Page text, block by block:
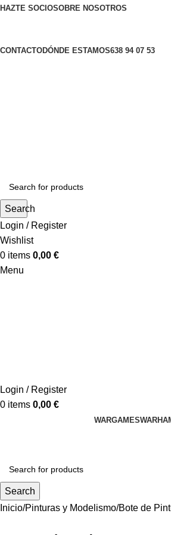
HAZTE SOCIOSOBRE NOSOTROS
CONTACTODÓNDE ESTAMOS638 94 07 53
Search
Login / Register
Wishlist
0 items 0,00 €
Menu
Login / Register
0 items 0,00 €
WARGAMES
Search
Inicio Pinturas y Modelismo Bote de